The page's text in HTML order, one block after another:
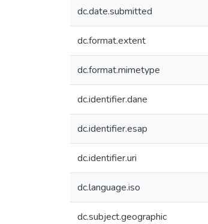
dc.date.submitted
dc.format.extent
dc.format.mimetype
dc.identifier.dane
dc.identifier.esap
dc.identifier.uri
dc.language.iso
dc.subject.geographic